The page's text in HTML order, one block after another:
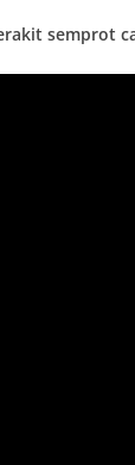
semprot